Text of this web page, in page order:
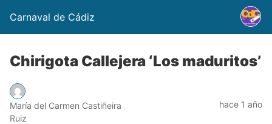
Carnaval de Cádiz
Chirigota Callejera ‘Los maduritos’
María del Carmen Castiñeira
Ruiz
hace 1 año